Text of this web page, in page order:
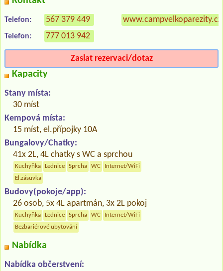
Telefon: 567 379 449
Telefon: 777 013 942
www.campvelkoparezity.cz
Zaslat rezervaci/dotaz
Kapacity
Stany místa:
30 míst
Kempová místa:
15 míst, el.přípojky 10A
Bungalovy/Chatky:
41x 2L, 4L chatky s WC a sprchou
Kuchyňka Lednice Sprcha WC
Internet/WiFi
El.zásuvka
Budovy(pokoje/app):
26 osob, 5x 4L apartmán, 3x 2L pokoj
Kuchyňka Lednice Sprcha WC
Internet/WiFi
Bezbariérové ubytování
Nabídka
Nabídka občerstvení: